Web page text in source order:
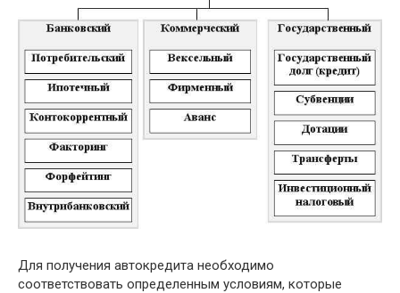
Для получения автокредита необходимо
соответствовать определенным условиям, которые